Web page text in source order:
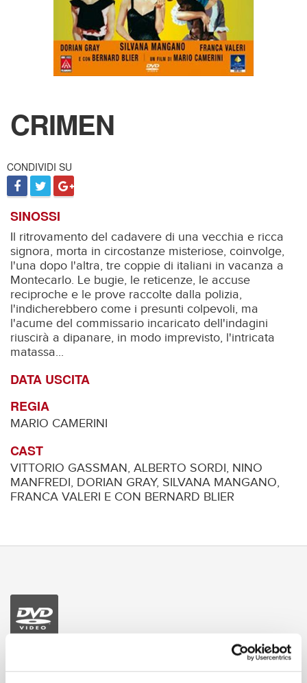
CRIMEN
CONDIVIDI SU
SINOSSI
Il ritrovamento del cadavere di una vecchia e ricca
signora, morta in circostanze misteriose, coinvolge,
l'una dopo l'altra, tre coppie di italiani in vacanza a
Montecarlo. Le bugie, le reticenze, le accuse
reciproche e le prove raccolte dalla polizia,
l'indicherebbero come i presunti colpevoli, ma
l'acume del commissario incaricato dell'indagini
riuscirà a dipanare, in modo imprevisto, l'intricata
matassa...
DATA USCITA
REGIA
MARIO CAMERINI
CAST
VITTORIO GASSMAN, ALBERTO SORDI, NINO
MANFREDI, DORIAN GRAY, SILVANA MANGANO,
FRANCA VALERI E CON BERNARD BLIER